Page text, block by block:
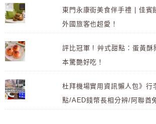
東門永康街美食伴手禮 | 佳賓
外國旅客也超愛！
評比冠軍 ! 艸式甜點：蛋黃酥
本驚艷好吃！
杜拜機場實用資訊懶人包》行
點/AED錢幣長相分辨/阿聯酋